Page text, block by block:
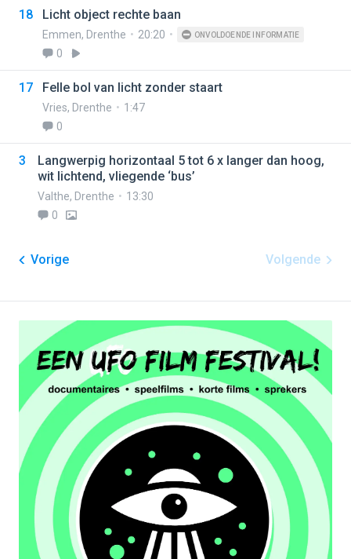
18 Licht object rechte baan
Emmen, Drenthe 20:20 ONVOLDOENDE INFORMATIE
0
17 Felle bol van licht zonder staart
Vries, Drenthe
1:47
0
3
Langwerpig horizontaal 5 tot 6 x langer dan hoog,
wit lichtend, vliegende ‘bus’
Valthe, Drenthe
13:30
0
Vorige Volgende